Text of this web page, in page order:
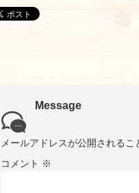
Message
メールアドレスが公開されるこ
コメント ※